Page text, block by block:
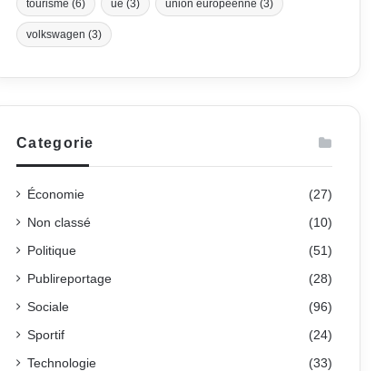
tourisme (6) ue (3) union européenne (3)
volkswagen (3)
Categorie
Économie (27)
Non classé (10)
Politique (51)
Publireportage (28)
Sociale (96)
Sportif (24)
Technologie (33)